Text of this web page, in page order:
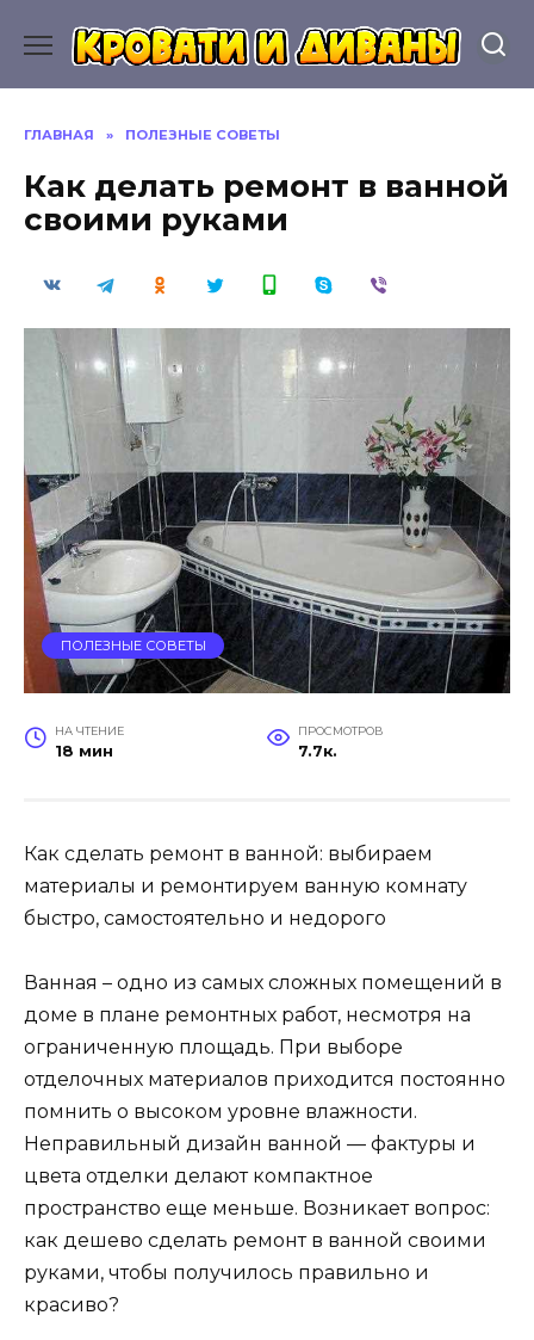
содержанию
ГЛАВНАЯ » ПОЛЕЗНЫЕ СОВЕТЫ
Как делать ремонт в ванной
своими руками
ПОЛЕЗНЫЕ СОВЕТЫ
НА ЧТЕНИЕ
18 мин
ПРОСМОТРОВ
7.7к.
Как сделать ремонт в ванной: выбираем
материалы и ремонтируем ванную комнату
быстро, самостоятельно и недорого
Ванная – одно из самых сложных помещений в
доме в плане ремонтных работ, несмотря на
ограниченную площадь. При выборе
отделочных материалов приходится постоянно
помнить о высоком уровне влажности.
Неправильный дизайн ванной — фактуры и
цвета отделки делают компактное
пространство еще меньше. Возникает вопрос:
как дешево сделать ремонт в ванной своими
руками, чтобы получилось правильно и
красиво?